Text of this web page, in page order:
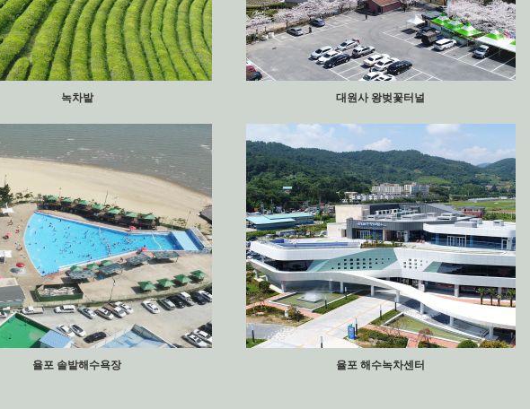
녹차밭 대원사 왕벚꽃터널
율포 솔밭해수욕장 율포 해수녹차센터